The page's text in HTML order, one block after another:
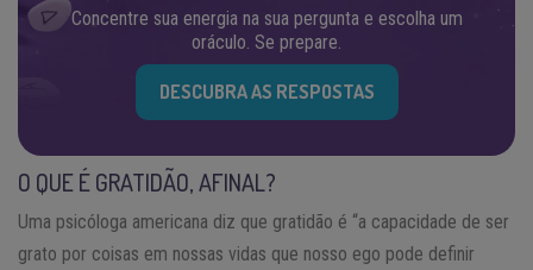
Concentre sua energia na sua pergunta e escolha um
oráculo. Se prepare.
DESCUBRA AS RESPOSTAS
O QUE É GRATIDÃO, AFINAL?
Uma psicóloga americana diz que gratidão é “a capacidade de ser
grato por coisas em nossas vidas que nosso ego pode definir